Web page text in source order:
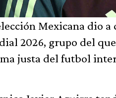
Mexicana dio
2026, grupo del
justa del futbol